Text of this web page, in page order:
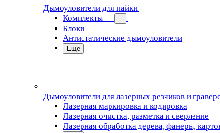
Дымоуловители для пайки
Комплекты
Блоки
Антистатические дымоуловители
Еще
Дымоуловители для лазерных резчиков и
Лазерная маркировка и кодировка
Лазерная очистка, разметка и сверление
Лазерная обработка дерева, фанеры,